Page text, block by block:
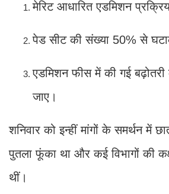
मेरिट आधारित एडमिशन
पेड सीट की संख्या 50% से
एडमिशन फीस में की गई बढ़ोतरी
जाए।
शनिवार को इन्हीं मांगों के समर्थन में
पुतला फूंका था और कई विभागों की
थीं।